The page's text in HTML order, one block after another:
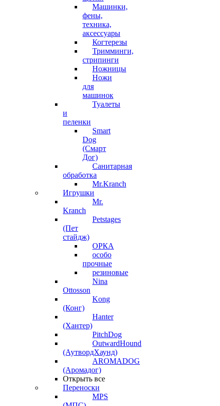
Машинки,
фены,
техника,
аксессуары
Когтерезы
Тримминги,
стрипинги
Ножницы
Ножи
для
машинок
Туалеты
и
пеленки
Smart
Dog
(Смарт
Дог)
Санитарная
обработка
Mr.Kranch
Игрушки
Mr.
Kranch
Petstages
(Пет
стайдж)
ОРКА
особо
прочные
резиновые
Nina
Ottosson
Kong
(Конг)
Hanter
(Хантер)
PitchDog
OutwardHound
(АутвордХаунд)
AROMADOG
(Аромадог)
Открыть все
Переноски
MPS